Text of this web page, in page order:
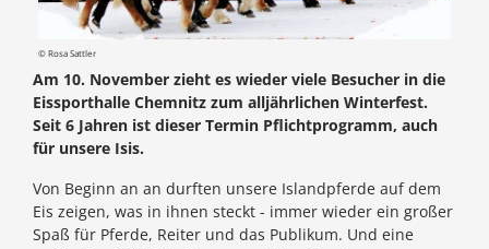
© Rosa Sattler
Am 10. November zieht es wieder viele Besucher in die
Eissporthalle Chemnitz zum alljährlichen Winterfest.
Seit 6 Jahren ist dieser Termin Pflichtprogramm, auch
für unsere Isis.
Von Beginn an an durften unsere Islandpferde auf dem
Eis zeigen, was in ihnen steckt - immer wieder ein großer
Spaß für Pferde, Reiter und das Publikum. Und eine